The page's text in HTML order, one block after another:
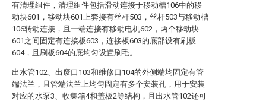
有清理组件，清理组件包括滑动连接于移动槽106中的移
动块601，移动块601上套接有丝杆503，丝杆503与移动槽
106转动连接，且一端连接有移动电机602，两个移动块
601之间固定有连接板603，连接板603的底部设有刷板
604，且刷板604的底均匀设置刷毛。
出水管102、出废口103和维修口104的外侧端均固定有管
端法兰，且管端法兰上均匀固定有多个安装孔，用于安装
对应的水泵3、收集箱4和盖板2等结构，且出水管102还可